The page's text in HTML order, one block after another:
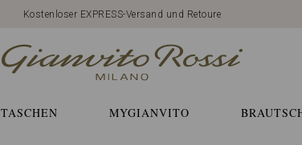
Kostenloser EXPRESS-Versand und Retoure
TASCHEN MYGIANVITO